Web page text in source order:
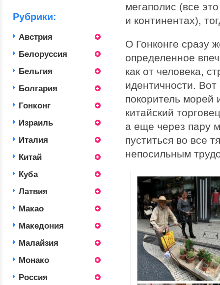
Рубрики:
Австрия
Белоруссия
Бельгия
Болгария
Гонконг
Израиль
Италия
Китай
Куба
Латвия
Макао
Македония
Малайзия
Монако
Россия
мегаполис (все
и континентах),
О Гонконге сразу
определенное
как от человека,
идентичности.
покоритель морей
китайский
а еще через пару
пуститься во все
непосильным